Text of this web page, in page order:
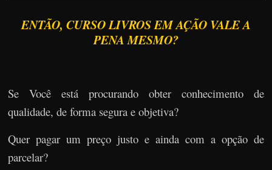
ENTÃO, CURSO LIVROS EM AÇÃO VALE A
PENA MESMO?
Se Você está procurando obter conhecimento de
qualidade, de forma segura e objetiva?
Quer pagar um preço justo e ainda com a opção de
parcelar?